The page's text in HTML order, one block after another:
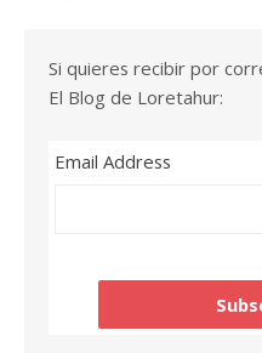
Si quieres recibir por
El Blog de Loretahur:
Email Address